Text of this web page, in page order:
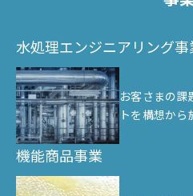
水処理エンジニアリング事
お客さまの課
トを構想か
機能商品事業